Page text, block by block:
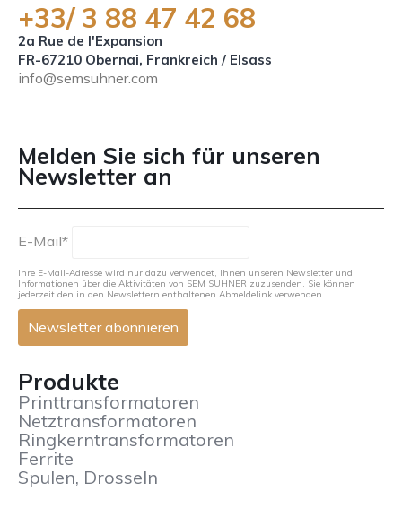
+33/ 3 88 47 42 68
2a Rue de l'Expansion
FR-67210 Obernai, Frankreich / Elsass
info@semsuhner.com
Melden Sie sich für unseren
Newsletter an
E-Mail*
Ihre E-Mail-Adresse wird nur dazu verwendet, Ihnen unseren Newsletter und
Informationen über die Aktivitäten von SEM SUHNER zuzusenden. Sie können
jederzeit den in den Newslettern enthaltenen Abmeldelink verwenden.
Produkte
Printtransformatoren
Netztransformatoren
Ringkerntransformatoren
Ferrite
Spulen, Drosseln